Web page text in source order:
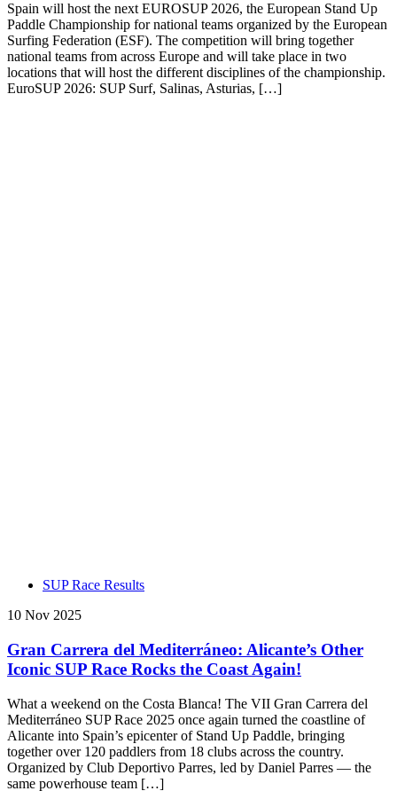
Spain will host the next EUROSUP 2026, the European Stand Up
Paddle Championship for national teams organized by the European
Surfing Federation (ESF). The competition will bring together
national teams from across Europe and will take place in two
locations that will host the different disciplines of the championship.
EuroSUP 2026: SUP Surf, Salinas, Asturias, […]
SUP Race Results
10 Nov 2025
Gran Carrera del Mediterráneo: Alicante’s Other
Iconic SUP Race Rocks the Coast Again!
What a weekend on the Costa Blanca! The VII Gran Carrera del
Mediterráneo SUP Race 2025 once again turned the coastline of
Alicante into Spain’s epicenter of Stand Up Paddle, bringing
together over 120 paddlers from 18 clubs across the country.
Organized by Club Deportivo Parres, led by Daniel Parres — the
same powerhouse team […]